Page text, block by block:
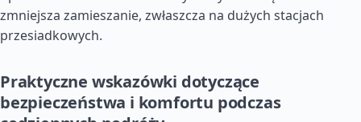
zmniejsza zamieszanie, zwłaszcza na dużych stacjach
przesiadkowych.
Praktyczne wskazówki dotyczące
bezpieczeństwa i komfortu podczas